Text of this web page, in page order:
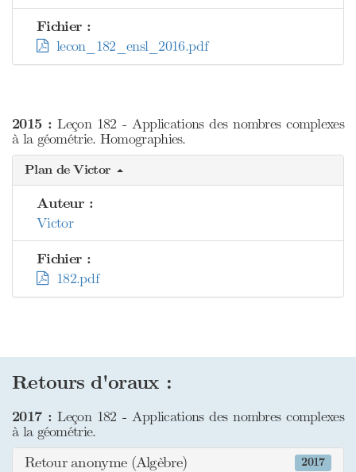
Fichier :
lecon_182_ensl_2016.pdf
2015 : Leçon 182 - Applications des nombres complexes
à la géométrie. Homographies.
Plan de Victor
Auteur :
Victor
Fichier :
182.pdf
Retours d'oraux :
2017 : Leçon 182 - Applications des nombres complexes
à la géométrie.
2017
Retour anonyme (Algèbre)